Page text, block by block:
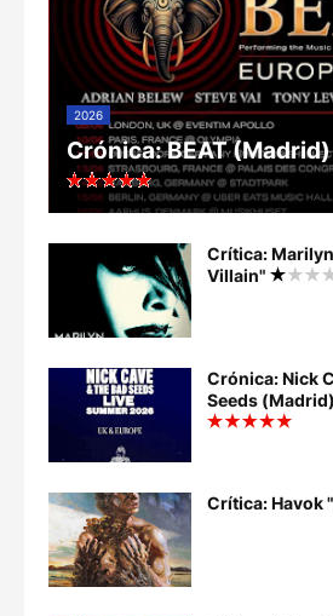
2026
Crónica: BEAT
Crítica:
Villain"
Crónica: Nick
Seeds
Crítica: Havok